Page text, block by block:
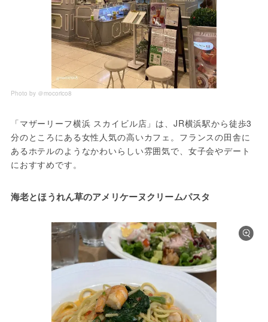
Photo by ＠mocorico8
「マザーリーフ横浜 スカイビル店」は、JR横浜駅から徒歩3
分のところにある女性人気の高いカフェ。フランスの田舎に
あるホテルのようなかわいらしい雰囲気で、女子会やデート
におすすめです。
海老とほうれん草のアメリケーヌクリームパスタ